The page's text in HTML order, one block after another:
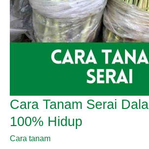
Cara Tanam Serai
100% Hidup
Cara tanam